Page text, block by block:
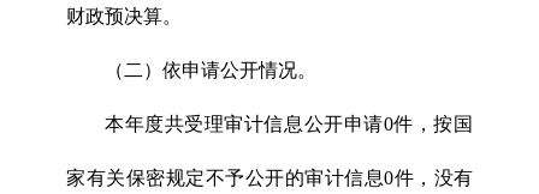
财政预决算。
（二）依申请公开情况。
本年度共受理审计信息公开申请0件，按国
家有关保密规定不予公开的审计信息0件，没有